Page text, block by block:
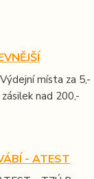
místa za 5,-
nad 200,-
- ATEST